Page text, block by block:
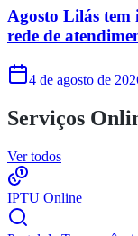
Agosto Lilás tem
rede de
4 de agosto de
Serviços
Ver todos
IPTU Online